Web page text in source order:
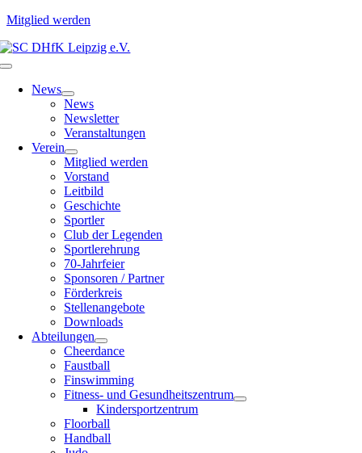
Mitglied werden
Zum
Inhalt
Toggle
NavigationNews
News
Newsletter
Veranstaltungen
Verein
Mitglied werden
Vorstand
Leitbild
Geschichte
Sportler
Club der Legenden
Sportlerehrung
70-Jahrfeier
Sponsoren / Partner
Förderkreis
Stellenangebote
Downloads
Abteilungen
Cheerdance
Faustball
Finswimming
Fitness- und Gesundheitszentrum
Kindersportzentrum
Floorball
Handball